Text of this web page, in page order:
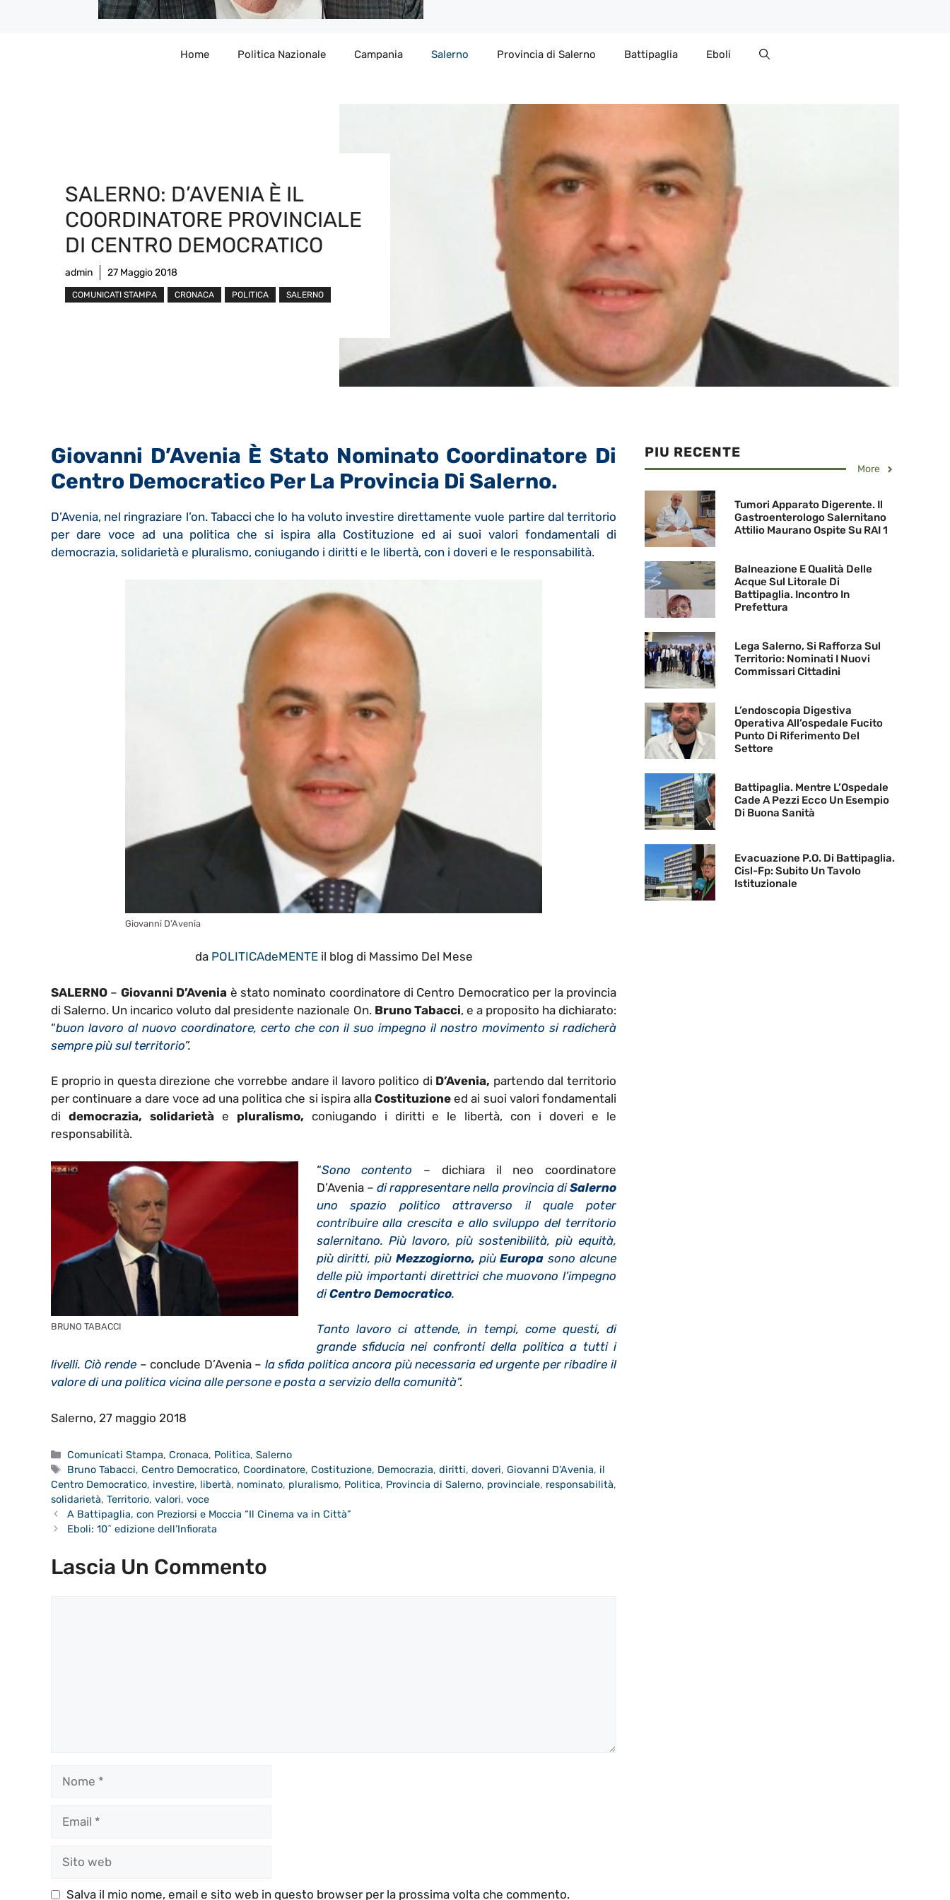
Home Politica Nazionale Campania Salerno Provincia di Salerno Battipaglia Eboli
SALERNO: D’AVENIA È IL
COORDINATORE PROVINCIALE
DI CENTRO DEMOCRATICO
admin 27 Maggio 2018
COMUNICATI STAMPA CRONACA POLITICA SALERNO
Giovanni D’Avenia È Stato Nominato Coordinatore Di
Centro Democratico Per La Provincia Di Salerno.
D’Avenia, nel ringraziare l’on. Tabacci che lo ha voluto investire direttamente vuole partire dal territorio
per dare voce ad una politica che si ispira alla Costituzione ed ai suoi valori fondamentali di
democrazia, solidarietà e pluralismo, coniugando i diritti e le libertà, con i doveri e le responsabilità.
Giovanni D’Avenia
da POLITICAdeMENTEil blog di Massimo Del Mese
SALERNO – Giovanni D’Avenia è stato nominato coordinatore di Centro Democratico per la provincia
di Salerno. Un incarico voluto dal presidente nazionale On. Bruno Tabacci, e a proposito ha dichiarato:
“buon lavoro al nuovo coordinatore, certo che con il suo impegno il nostro movimento si radicherà
sempre più sul territorio”.
E proprio in questa direzione che vorrebbe andare il lavoro politico di D’Avenia, partendo dal territorio
per continuare a dare voce ad una politica che si ispira allaCostituzione ed ai suoi valori fondamentali
di democrazia, solidarietàe pluralismo, coniugando i diritti e le libertà, con i doveri e le
responsabilità.
BRUNO TABACCI
“Sono contento
– dichiara il neo coordinatore
D’Avenia – di rappresentare nella provincia diSalerno
uno spazio politico attraverso il quale poter
contribuire alla crescita e allo sviluppo del territorio
salernitano. Più lavoro, più sostenibilità, più equità,
più diritti, più Mezzogiorno, piùEuropa sono alcune
delle più importanti direttrici che muovono l’impegno
diCentro Democratico.
Tanto lavoro ci attende, in tempi, come questi, di
grande sfiducia nei confronti della politica a tutti i
livelli. Ciò rende – conclude D’Avenia – la sfida politica ancora più necessaria ed urgente per ribadire il
valore di una politica vicina alle persone e posta a servizio della comunità”.
Salerno, 27 maggio 2018
Categorie
Comunicati Stampa,Cronaca, Politica,Salerno
Tag
Bruno Tabacci,Centro Democratico,Coordinatore,Costituzione, Democrazia,diritti,doveri,Giovanni D’Avenia, il
Centro Democratico, investire, libertà, nominato, pluralismo, Politica, Provincia di Salerno, provinciale, responsabilità,
solidarietà, Territorio, valori, voce
A Battipaglia, con Preziorsi e Moccia “Il Cinema va in Città”
Eboli: 10^ edizione dell’Infiorata
Lascia Un Commento
Salva il mio nome, email e sito web in questo browser per la prossima volta che commento.
PIU RECENTE
More
Tumori Apparato Digerente. Il
Gastroenterologo Salernitano
Attilio Maurano Ospite Su RAI 1
Balneazione E Qualità Delle
Acque Sul Litorale Di
Battipaglia. Incontro In
Prefettura
Lega Salerno, Si Rafforza Sul
Territorio: Nominati I Nuovi
Commissari Cittadini
L’endoscopia Digestiva
Operativa All’ospedale Fucito
Punto Di Riferimento Del
Settore
Battipaglia. Mentre L’Ospedale
Cade A Pezzi Ecco Un Esempio
Di Buona Sanità
Evacuazione P.O. Di Battipaglia.
Cisl-Fp: Subito Un Tavolo
Istituzionale